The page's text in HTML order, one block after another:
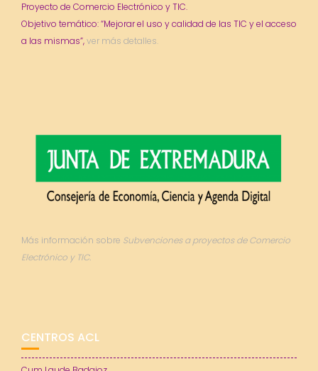
Proyecto de Comercio Electrónico y TIC.
Objetivo temático: “Mejorar el uso y calidad de las TIC y el acceso
a las mismas”,ver más detalles.
Más información sobre Subvenciones a proyectos de Comercio
Electrónico y TIC.
CENTROS ACL